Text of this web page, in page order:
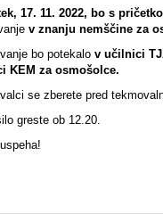
17. 11. 2022, bo s
v znanju nemščine za
bo potekalo v učilnici
KEM za osmošolce.
se zberete pred
greste ob 12.20.